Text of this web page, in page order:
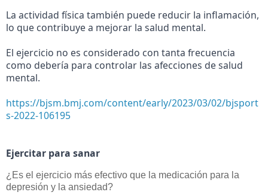
La actividad física también puede reducir la inflamación,
lo que contribuye a mejorar la salud mental.
El ejercicio no es considerado con tanta frecuencia
como debería para controlar las afecciones de salud
mental.
https://bjsm.bmj.com/content/early/2023/03/02/bjsport
s-2022-106195
Ejercitar para sanar
¿Es el ejercicio más efectivo que la medicación para la
depresión y la ansiedad?